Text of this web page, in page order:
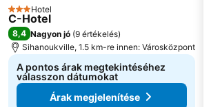
3 Kategória
Hotel
C-Hotel
8,4 Nagyon jó (9 értékelés)
Sihanoukville, 1.5 km-re innen: Városközpont
A pontos árak megtekintéséhez
válasszon dátumokat
Árak megjelenítése